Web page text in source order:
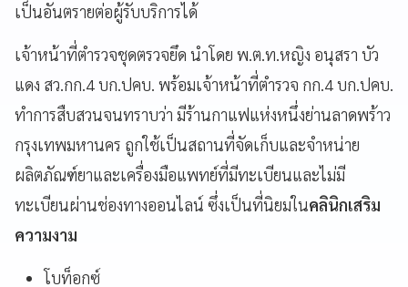
เป็นอันตรายต่อผู้รับบริการได้
เจ้าหน้าที่ตำรวจชุดตรวจยึด นำโดย พ.ต.ท.หญิง อนุสรา บัว
แดง สว.กก.4 บก.ปคบ. พร้อมเจ้าหน้าที่ตำรวจ กก.4 บก.ปคบ.
ทำการสืบสวนจนทราบว่า มีร้านกาแฟแห่งหนึ่งย่านลาดพร้าว
กรุงเทพมหานคร ถูกใช้เป็นสถานที่จัดเก็บและจำหน่าย
ผลิตภัณฑ์ยาและเครื่องมือแพทย์ที่มีทะเบียนและไม่มี
ทะเบียนผ่านช่องทางออนไลน์ ซึ่งเป็นที่นิยมในคลินิกเสริม
ความงาม
โบท็อกซ์